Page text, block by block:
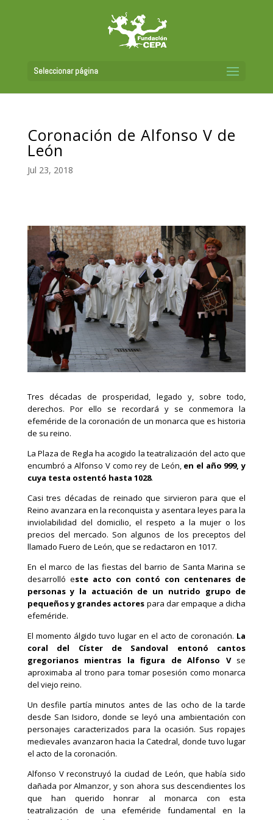
Seleccionar página
Coronación de Alfonso V de
León
Jul 23, 2018
Tres décadas de prosperidad, legado y, sobre todo,
derechos. Por ello se recordará y se conmemora la
efeméride de la coronación de un monarca que es historia
de su reino.
La Plaza de Regla ha acogido la teatralización del acto que
encumbró a Alfonso V como rey de León, en el año 999, y
cuya testa ostentó hasta 1028.
Casi tres décadas de reinado que sirvieron para que el
Reino avanzara en la reconquista y asentara leyes para la
inviolabilidad del domicilio, el respeto a la mujer o los
precios del mercado. Son algunos de los preceptos del
llamado Fuero de León, que se redactaron en 1017.
En el marco de las fiestas del barrio de Santa Marina se
desarrolló este acto con contó con centenares de
personas y la actuación de un nutrido grupo de
pequeños y grandes actores para dar empaque a dicha
efeméride.
El momento álgido tuvo lugar en el acto de coronación. La
coral del Císter de Sandoval entonó cantos
gregorianos mientras la figura de Alfonso Vse
aproximaba al trono para tomar posesión como monarca
del viejo reino.
Un desfile partía minutos antes de las ocho de la tarde
desde San Isidoro, donde se leyó una ambientación con
personajes caracterizados para la ocasión. Sus ropajes
medievales avanzaron hacia la Catedral, donde tuvo lugar
el acto de la coronación.
Alfonso V reconstruyó la ciudad de León, que había sido
dañada por Almanzor, y son ahora sus descendientes los
que han querido honrar al monarca con esta
teatralización de una efeméride fundamental en la